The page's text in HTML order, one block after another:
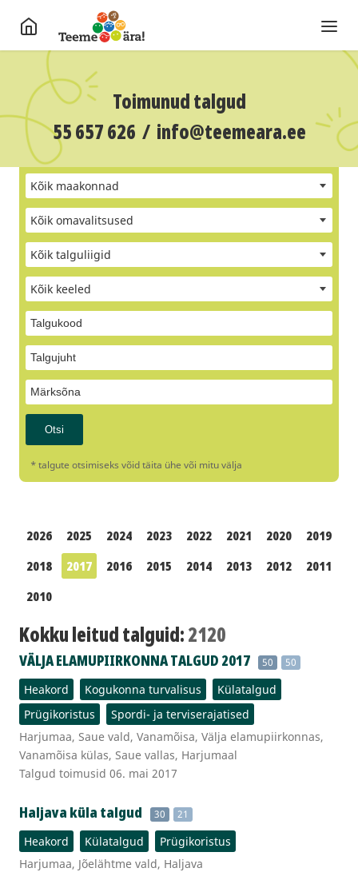
Toimunud talgud
55 657 626 / info@teemeara.ee
Kõik maakonnad
Kõik omavalitsused
Kõik talguliigid
Kõik keeled
* talgute otsimiseks võid täita ühe või mitu välja
2026 2025 2024 2023 2022 2021 2020
2019
2018
2017 2016 2015 2014 2013 2012
2011
2010
Kokku leitud talguid:2120
VÄLJA ELAMUPIIRKONNA TALGUD 2017 50 50
Heakord Kogukonna turvalisus
Külatalgud
Prügikoristus
Spordi- ja terviserajatised
Harjumaa, Saue vald, Vanamõisa, Välja elamupiirkonnas,
Vanamõisa külas, Saue vallas, Harjumaal
Talgud toimusid 06. mai 2017
Haljava küla talgud 30 21
Heakord Külatalgud
Prügikoristus
Harjumaa, Jõelähtme vald, Haljava